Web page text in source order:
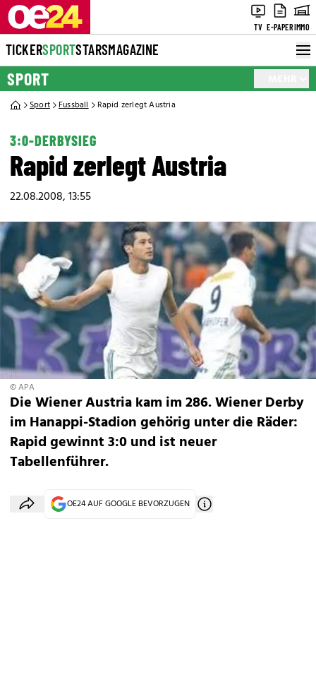
TV E-PAPERIMMO
TICKERSPORTSTARSMAGAZINE
SPORT
Sport Fussball Rapid zerlegt Austria
3:0-DERBYSIEG
Rapid zerlegt Austria
22.08.2008, 13:55
© APA
Die Wiener Austria kam im 286. Wiener Derby
im Hanappi-Stadion gehörig unter die Räder:
Rapid gewinnt 3:0 und ist neuer
Tabellenführer.
OE24 AUF GOOGLE BEVORZUGEN